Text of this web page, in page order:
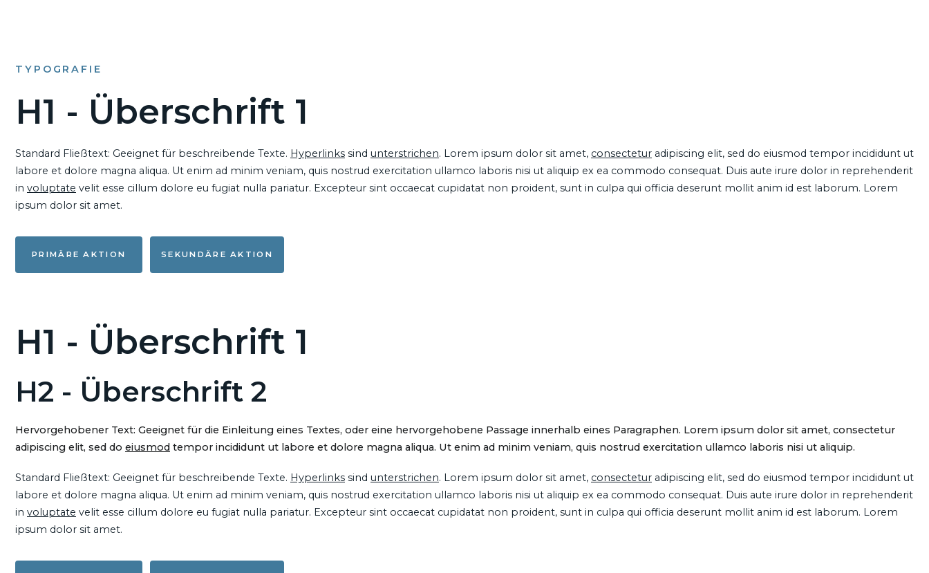
TYPOGRAFIE
H1 - Überschrift 1
Standard Fließtext: Geeignet für beschreibende Texte. Hyperlinks sind unterstrichen. Lorem ipsum dolor sit amet, consectetur adipiscing elit, sed do eiusmod tempor incididunt ut
labore et dolore magna aliqua. Ut enim ad minim veniam, quis nostrud exercitation ullamco laboris nisi ut aliquip ex ea commodo consequat. Duis aute irure dolor in reprehenderit
in voluptate velit esse cillum dolore eu fugiat nulla pariatur. Excepteur sint occaecat cupidatat non proident, sunt in culpa qui officia deserunt mollit anim id est laborum. Lorem
ipsum dolor sit amet.
PRIMÄRE AKTION SEKUNDÄRE AKTION
H1 - Überschrift 1
H2 - Überschrift 2
Hervorgehobener Text: Geeignet für die Einleitung eines Textes, oder eine hervorgehobene Passage innerhalb eines Paragraphen. Lorem ipsum dolor sit amet, consectetur
adipiscing elit, sed do eiusmod tempor incididunt ut labore et dolore magna aliqua. Ut enim ad minim veniam, quis nostrud exercitation ullamco laboris nisi ut aliquip.
Standard Fließtext: Geeignet für beschreibende Texte. Hyperlinks sind unterstrichen. Lorem ipsum dolor sit amet, consectetur adipiscing elit, sed do eiusmod tempor incididunt ut
labore et dolore magna aliqua. Ut enim ad minim veniam, quis nostrud exercitation ullamco laboris nisi ut aliquip ex ea commodo consequat. Duis aute irure dolor in reprehenderit
in voluptate velit esse cillum dolore eu fugiat nulla pariatur. Excepteur sint occaecat cupidatat non proident, sunt in culpa qui officia deserunt mollit anim id est laborum. Lorem
ipsum dolor sit amet.